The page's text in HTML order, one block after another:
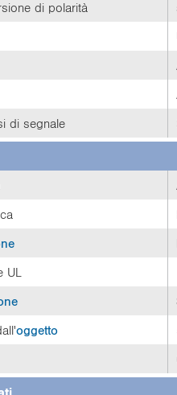
di polarità
di segnale
UL
oggetto